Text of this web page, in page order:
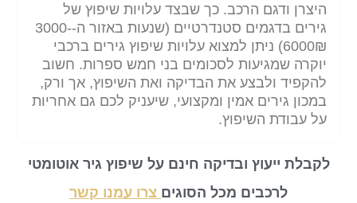
היצרן ודגם הרכב. כך שבצד עלויות שיפוץ של
גירים בדגמים סטנדרטיים (שנעות באזור ה-3000-
6000₪) ניתן למצוא עלויות שיפוץ גירים ברכבי
יוקרה שמגיעות לסכומים בני חמש ספרות. חשוב
להקפיד ולבצע את הבדיקה ואת השיפוץ, אך ורק,
במכון גירים אמין ומקצועי, שיעניק לכם גם אחריות
על עבודת השיפוץ.
לקבלת ייעוץ ובדיקה חינם על שיפוץ גיר אוטומטי
לרכבים מכל הסוגים צרו עמנו קשר